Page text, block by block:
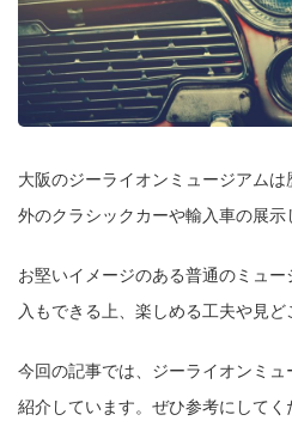
大阪のジーライオンミュージアム
外のクラシックカーや輸入車の展示
お堅いイメージのある普通のミュ
入もできる上、楽しめる工夫や見ど
今回の記事では、ジーライオンミ
紹介しています。ぜひ参考にしてく